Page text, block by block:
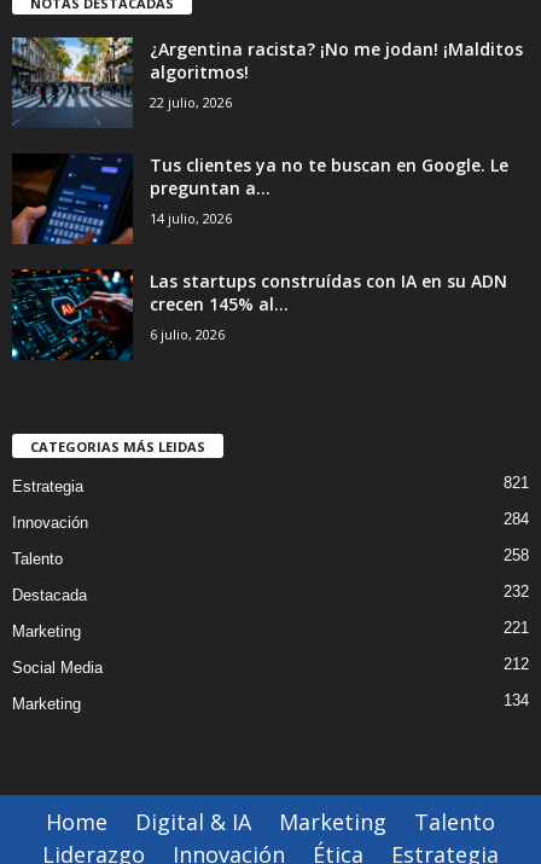
¿Argentina racista? ¡No me jodan! ¡Malditos
algoritmos!
22 julio, 2026
Tus clientes ya no te buscan en Google. Le
preguntan a...
14 julio, 2026
Las startups construídas con IA en su ADN
crecen 145% al...
6 julio, 2026
CATEGORIAS MÁS LEIDAS
Estrategia 821
Innovación 284
Talento 258
Destacada 232
Marketing 221
Social Media 212
Marketing 134
Home Digital & IA Marketing
Talento
Liderazgo
Innovación Ética Estrategia